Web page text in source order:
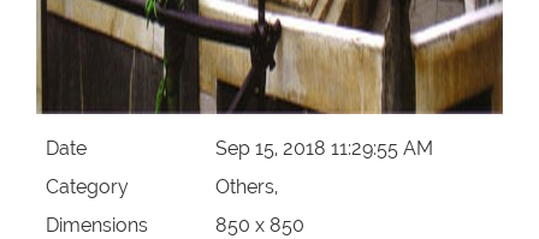
Date
Sep 15, 2018 11:29:55 AM
Category
Others,
Dimensions
850 x 850